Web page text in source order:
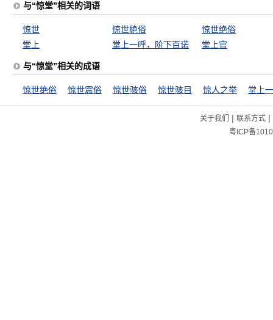
与“惊堂”相关的词语
惊世 惊世絶俗
惊世绝俗
堂上
堂上一呼，阶下百诺 堂上官
与“惊堂”相关的成语
惊世绝俗 惊世震俗 惊世骇俗 惊世骇目 惊人之举
关于我们 | 联系方式|
粤ICP备